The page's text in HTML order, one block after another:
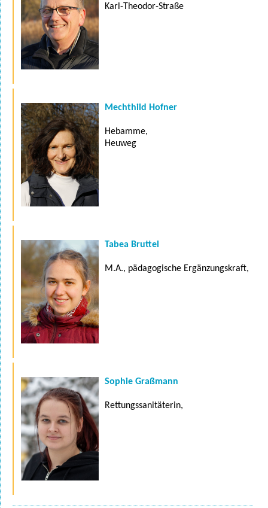
Karl-Theodor-Straße
Mechthild Hofner
Hebamme,
Heuweg
Tabea Bruttel
M.A., pädagogische Ergänzungskraft,
Sophie Graßmann
Rettungssanitäterin,